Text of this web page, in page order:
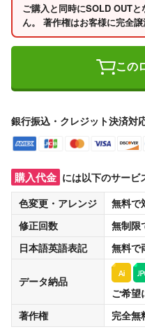
ご購入と同時にSOLD OUT
ん。 著作権はお客様に完全譲
この
銀行振込・クレジット決済対
購入代金 には以下のサービ
色変更・アレンジ
無料で
修正回数
無制限
日本語英語表記
無料で
データ納品
ご希望
著作権
完全無